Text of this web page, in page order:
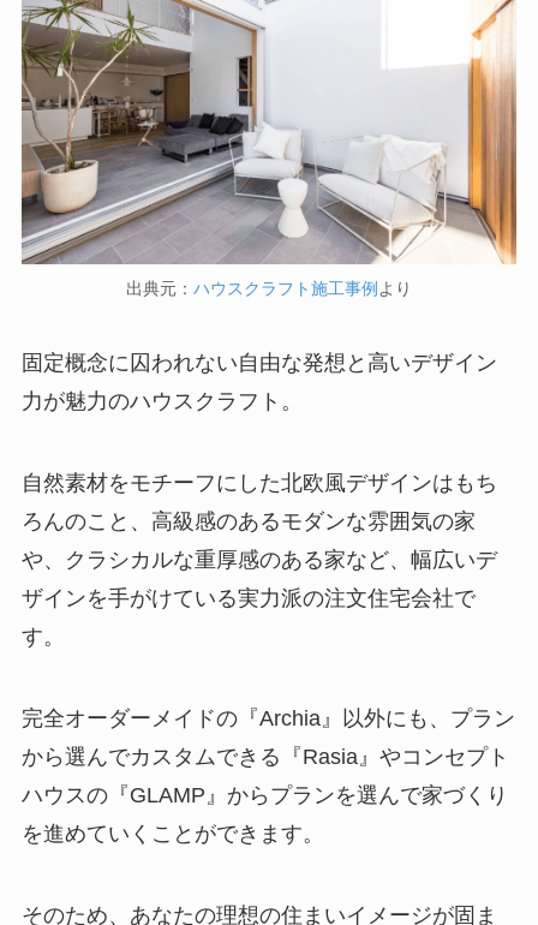
出典元： ハウスクラフト施工事例 より
固定概念に囚われない自由な発想と高いデザイン
力が魅力のハウスクラフト。
自然素材をモチーフにした北欧風デザインはもち
ろんのこと、高級感のあるモダンな雰囲気の家
や、クラシカルな重厚感のある家など、幅広いデ
ザインを手がけている実力派の注文住宅会社で
す。
完全オーダーメイドの『Archia』以外にも、プラン
から選んでカスタムできる『Rasia』やコンセプト
ハウスの『GLAMP』からプランを選んで家づくり
を進めていくことができます。
そのため、あなたの理想の住まいイメージが固ま